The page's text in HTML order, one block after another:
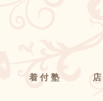
着付塾